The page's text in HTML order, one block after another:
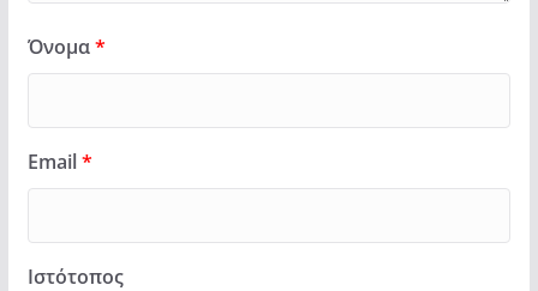
Όνομα*
Email*
Ιστότοπος